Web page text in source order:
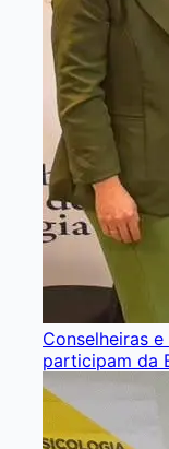
Conselheiras
participam da